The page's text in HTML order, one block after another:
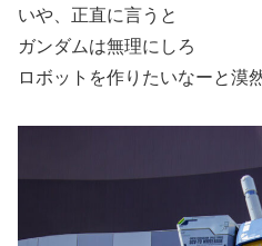
いや、正直に言うと
ガンダムは無理にしろ
ロボットを作りたいなーと漠